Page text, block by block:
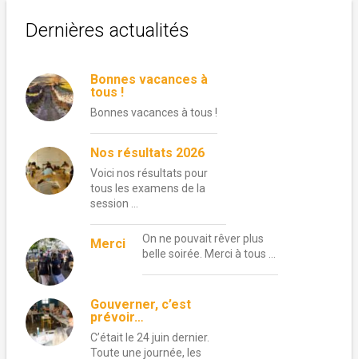
Dernières actualités
Bonnes vacances à
tous !
Bonnes vacances à tous !
Nos résultats 2026
Voici nos résultats pour
tous les examens de la
session …
Merci
On ne pouvait rêver plus
belle soirée. Merci à tous …
Gouverner, c’est
prévoir…
C’était le 24 juin dernier.
Toute une journée, les